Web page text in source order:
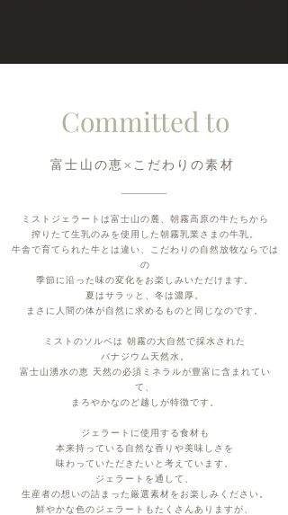
Committed to
富士山の恵×こだわりの素材
ミストジェラートは富士山の麓、朝霧高原の牛たちから
搾りたて生乳のみを使用した朝霧乳業さまの牛乳。
牛舎で育てられた牛とは違い、こだわりの自然放牧ならでは
の
季節に沿った味の変化をお楽しみいただけます。
夏はサラッと、冬は濃厚。
まさに人間の体が自然に求めるものと同じなのです。
ミストのソルベは 朝霧の大自然で採水された
バナジウム天然水。
富士山湧水の恵 天然の必須ミネラルが豊富に含まれてい
て、
まろやかなのど越しが特徴です。
ジェラートに使用する食材も
本来持っている自然な香りや美味しさを
味わっていただきたいと考えています。
ジェラートを通して、
生産者の想いの詰まった厳選素材を お楽しみください。
鮮やかな色のジェラートもたくさんありますが、